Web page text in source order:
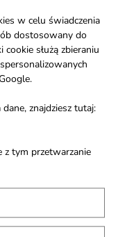
favorite_border
do twarzy
w celu świadczenia
dostosowany do
służą zbieraniu
znajdziesz tutaj:
z tym przetwarzanie